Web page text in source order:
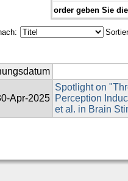
order geben Sie
Apr-2025
Spotlight on
Perception
et al. in Brain